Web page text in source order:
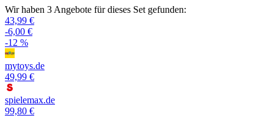
Wir haben 3 Angebote für dieses Set gefunden:
43,99 €
-6,00 €
-12 %
mytoys.de
49,99 €
spielemax.de
99,80 €